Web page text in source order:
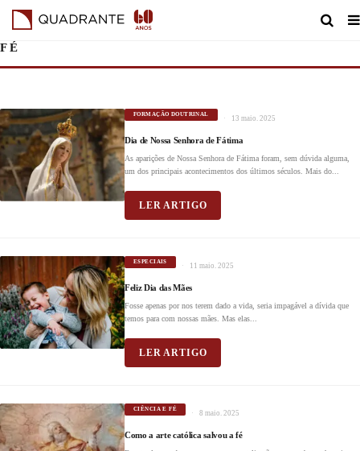
FÉ
FORMAÇÃO DOUTRINAL 13 maio. 2025
Dia de Nossa Senhora de Fátima
As aparições de Nossa Senhora de Fátima foram, sem dúvida alguma,
um dos principais acontecimentos dos últimos séculos. Mais do...
LER ARTIGO
ESPECIAIS 11 maio. 2025
Feliz Dia das Mães
Fosse apenas por nos terem dado a vida, seria impagável a dívida que
temos para com nossas mães. Mas elas...
LER ARTIGO
CIÊNCIA E FÉ 8 maio. 2025
Como a arte católica salvou a fé